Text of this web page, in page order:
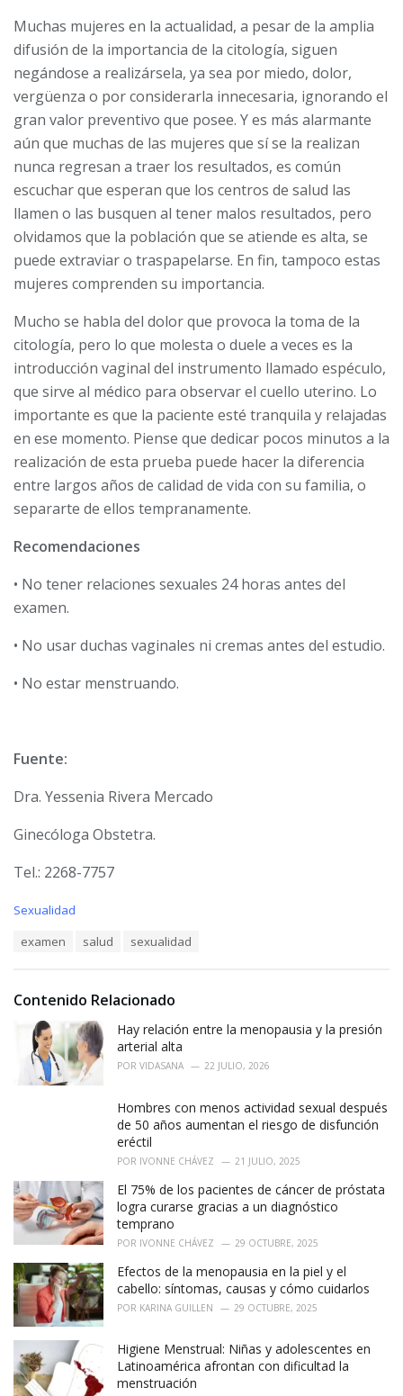
Muchas mujeres en la actualidad, a pesar de la amplia
difusión de la importancia de la citología, siguen
negándose a realizársela, ya sea por miedo, dolor,
vergüenza o por considerarla innecesaria, ignorando el
gran valor preventivo que posee. Y es más alarmante
aún que muchas de las mujeres que sí se la realizan
nunca regresan a traer los resultados, es común
escuchar que esperan que los centros de salud las
llamen o las busquen al tener malos resultados, pero
olvidamos que la población que se atiende es alta, se
puede extraviar o traspapelarse. En fin, tampoco estas
mujeres comprenden su importancia.
Mucho se habla del dolor que provoca la toma de la
citología, pero lo que molesta o duele a veces es la
introducción vaginal del instrumento llamado espéculo,
que sirve al médico para observar el cuello uterino. Lo
importante es que la paciente esté tranquila y relajadas
en ese momento. Piense que dedicar pocos minutos a la
realización de esta prueba puede hacer la diferencia
entre largos años de calidad de vida con su familia, o
separarte de ellos tempranamente.
Recomendaciones
• No tener relaciones sexuales 24 horas antes del
examen.
• No usar duchas vaginales ni cremas antes del estudio.
• No estar menstruando.
Fuente:
Dra. Yessenia Rivera Mercado
Ginecóloga Obstetra.
Tel.: 2268-7757
C
r
Sexualidad
:
examen salud sexualidad
Contenido Relacionado
Hay relación entre la menopausia y la presión
arterial alta
POR VIDASANA 22 JULIO, 2026
Hombres con menos actividad sexual después
de 50 años aumentan el riesgo de disfunción
eréctil
POR IVONNE CHÁVEZ 21 JULIO, 2025
El 75% de los pacientes de cáncer de próstata
logra curarse gracias a un diagnóstico
temprano
POR IVONNE CHÁVEZ 29 OCTUBRE, 2025
Efectos de la menopausia en la piel y el
cabello: síntomas, causas y cómo cuidarlos
POR KARINA GUILLEN 29 OCTUBRE, 2025
Higiene Menstrual: Niñas y adolescentes en
Latinoamérica afrontan con dificultad la
menstruación